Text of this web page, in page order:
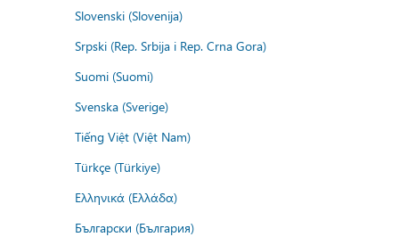
Slovenski (Slovenija)
Srpski (Rep. Srbija i Rep. Crna Gora)
Suomi (Suomi)
Svenska (Sverige)
Tiếng Việt (Việt Nam)
Türkçe (Türkiye)
Ελληνικά (Ελλάδα)
Български (България)